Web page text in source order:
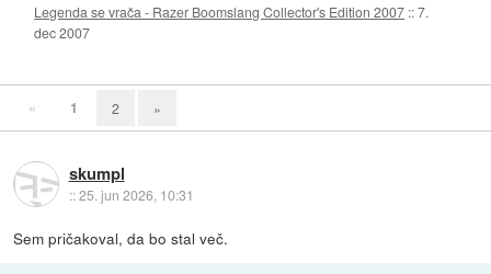
Legenda se vrača - Razer Boomslang Collector's Edition 2007 ::7.
dec 2007
« 1 2 »
skumpl
::25. jun 2026, 10:31
Sem pričakoval, da bo stal več.